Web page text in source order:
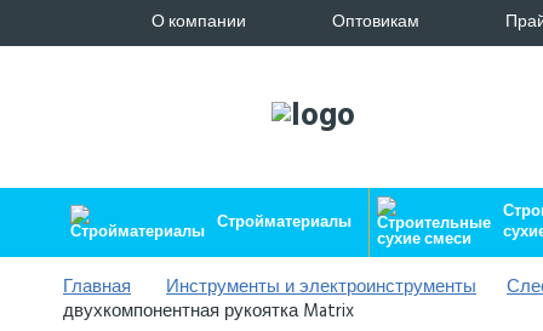
О компании Оптовикам
Стройматериалы
Главная Инструменты и электроинструменты
двухкомпонентная рукоятка Matrix